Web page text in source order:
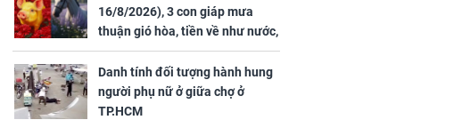
đồng/lượng
16/8/2026), 3 con giáp mưa
thuận gió hòa, tiền về như nước,
bạc vàng dư dả, Phú Quý Vinh
Hoa, vận trình khai sáng
Danh tính đối tượng hành hung
người phụ nữ ở giữa chợ ở
TP.HCM